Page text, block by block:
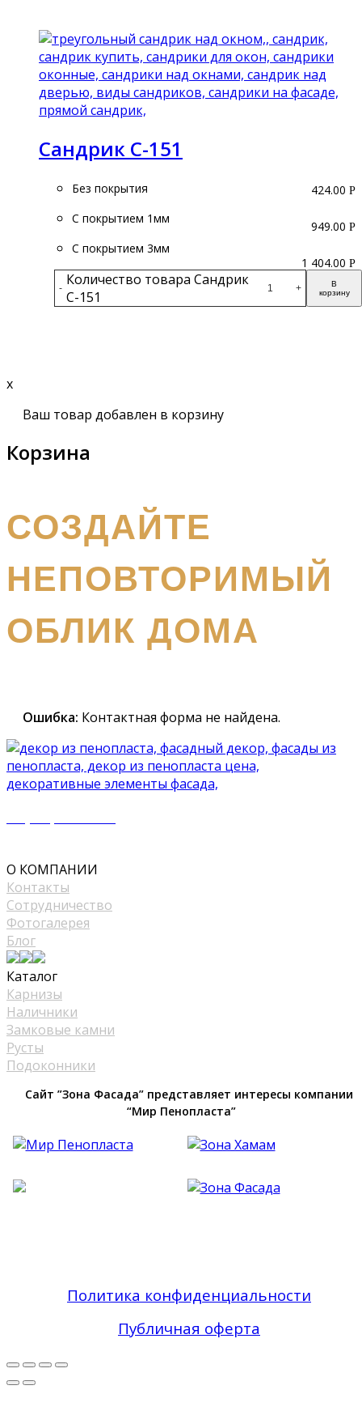
Сандрик С-151
Без покрытия
С покрытием 1мм
С покрытием 3мм
- Количество товара Сандрик
С-151
+
В
корзину
424.00 Р
949.00 Р
1 404.00 Р
x
Ваш товар добавлен в корзину
Корзина
СОЗДАЙТЕ
НЕПОВТОРИМЫЙ
ОБЛИК ДОМА
Ошибка: Контактная форма не найдена.
О КОМПАНИИ
Контакты
Сотрудничество
Фотогалерея
Блог
Каталог
Карнизы
Наличники
Замковые камни
Русты
Подоконники
Сайт ”Зона Фасада” представляет интересы компании
“Мир Пенопласта”
Политика конфиденциальности
Публичная оферта